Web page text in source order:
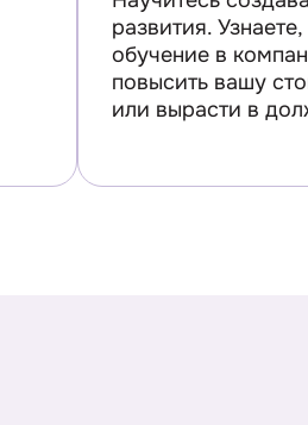
развития.
обучение в
повысить вашу
или вырасти в